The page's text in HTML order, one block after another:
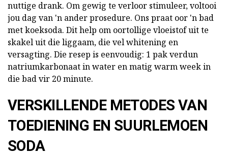
nuttige drank. Om gewig te verloor stimuleer, voltooi
jou dag van 'n ander prosedure. Ons praat oor 'n bad
met koeksoda. Dit help om oortollige vloeistof uit te
skakel uit die liggaam, die vel whitening en
versagting. Die resep is eenvoudig: 1 pak verdun
natriumkarbonaat in water en matig warm week in
die bad vir 20 minute.
VERSKILLENDE METODES VAN
TOEDIENING EN SUURLEMOEN
SODA